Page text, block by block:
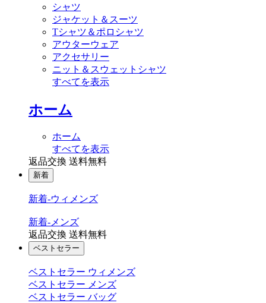
シャツ
ジャケット＆スーツ
Tシャツ＆ポロシャツ
アウターウェア
アクセサリー
ニット＆スウェットシャツ
すべてを表示
ホーム
ホーム
すべてを表示
返品交換 送料無料
新着
新着-ウィメンズ
新着-メンズ
返品交換 送料無料
ベストセラー
ベストセラー ウィメンズ
ベストセラー メンズ
ベストセラー バッグ